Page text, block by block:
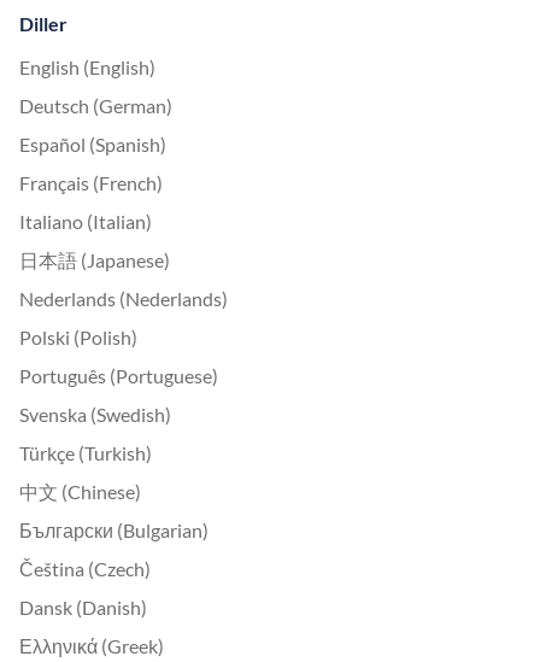
Diller
English (English)
Deutsch (German)
Español (Spanish)
Français (French)
Italiano (Italian)
日本語 (Japanese)
Nederlands (Nederlands)
Polski (Polish)
Português (Portuguese)
Svenska (Swedish)
Türkçe (Turkish)
中文 (Chinese)
Български (Bulgarian)
Čeština (Czech)
Dansk (Danish)
Ελληνικά (Greek)